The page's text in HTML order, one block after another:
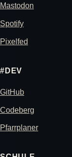
Mastodon
Spotify
Pixelfed
#DEV
GitHub
Codeberg
Pfarrplaner